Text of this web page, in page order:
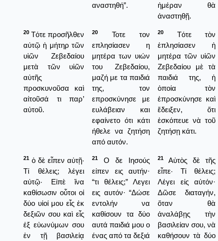
αναστηθή”.
ἡμέραν θὰ
ἀναστηθῇ.
20 Τότε προσῆλθεν
αὐτῷ ἡ μήτηρ τῶν
υἱῶν Ζεβεδαίου
μετὰ τῶν υἱῶν
αὐτῆς
προσκυνοῦσα καὶ
αἰτοῦσά τι παρ’
αὐτοῦ.
20
Τοτε τον
επλησίασεν η
μητέρα των υιών
του Ζεβεδαίου,
μαζή με τα παιδιά
της, τον
επροσκύνησε με
ευλάβειαν και
εφαίνετο ότι κάτι
ήθελε να ζητήση
από αυτόν.
20
Τότε τὸν
ἐπλησίασεν ἡ
μητέρα τῶν υἱῶν
Ζεβεδαίου μὲ τὰ
παιδιά της, ἡ
ὁποία τὸν
ἐπροσκύνησε καὶ
ἔδειξεν, ὅτι
ἐσκόπευε νὰ τοῦ
ζητήσῃ κάτι.
21 ὁ δὲ εἶπεν αὐτῇ·
Τί θέλεις; λέγει
αὐτῷ· Εἰπὲ ἵνα
καθίσωσιν οὗτοι οἱ
δύο υἱοί μου εἷς ἐκ
δεξιῶν σου καὶ εἷς
ἐξ εὐωνύμων σου
ἐν τῇ βασιλείᾳ
21
Ο δε Ιησούς
είπεν εις αυτήν·
“τι θέλεις;” Λεγει
εις αυτόν· “Δώσε
εντολήν να
καθίσουν τα δύο
αυτά παιδιά μου ο
ένας από τα δεξιά
21
Αὐτὸς δὲ τῆς
εἶπε· Τί θέλεις;
Λέγει εἰς αὐτόν·
Δῶσε διαταγήν,
ὅταν θὰ
ἀναλάβῃς τὴν
βασιλείαν σου, νὰ
καθήσουν τὰ δύο